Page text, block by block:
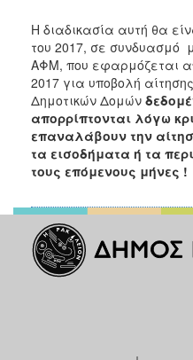
Η διαδικασία αυτή θα
του 2017, σε συνδυασμό
ΑΦΜ, που εφαρμόζεται
2017 για υποβολή
Δημοτικών Δομών
απορρίπτονται λόγω
επαναλάβουν την
τα εισοδήματα ή τα
τους επόμενους μήνες !